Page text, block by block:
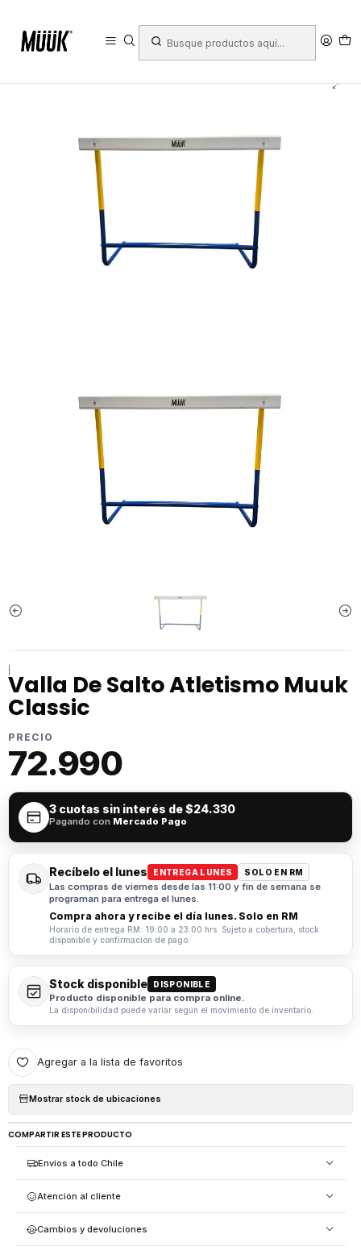
Valla De Salto Atletismo Muuk
Classic
PRECIO
72.990
3 cuotas sin interés de$24.330
Pagando con Mercado Pago
Recíbelo el lunes ENTREGA LUNES SOLO EN RM
Las compras de viernes desde las 11:00 y fin de semana se
programan para entrega el lunes.
Compra ahora y recibe el día lunes. Solo en RM
Horario de entrega RM: 19:00 a 23:00 hrs. Sujeto a cobertura, stock
disponible y confirmación de pago.
Stock disponible DISPONIBLE
Producto disponible para compra online.
La disponibilidad puede variar según el movimiento de inventario.
Agregar a la lista de favoritos
Mostrar stock de ubicaciones
COMPARTIR ESTE PRODUCTO
Envíos a todo Chile
Atención al cliente
Cambios y devoluciones